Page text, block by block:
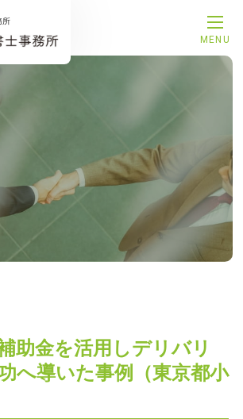
所
MENU
助金を活用しデリバリ
へ導いた事例（東京都小
ル
ート
ート
ート
シー